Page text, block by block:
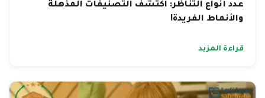
عدد أنواع التناظر: اكتشف التصنيفات المذهلة
والأنماط الفريدة!
قراءة المزيد